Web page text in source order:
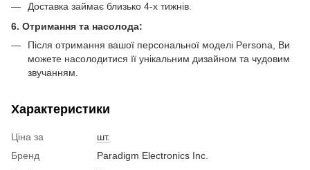
Доставка займає близько 4-х тижнів.
6. Отримання та насолода:
Після отримання вашої персональної моделі Persona, Ви
можете насолодитися її унікальним дизайном та чудовим
звучанням.
Характеристики
Ціна за
шт.
Бренд
Paradigm Electronics Inc.